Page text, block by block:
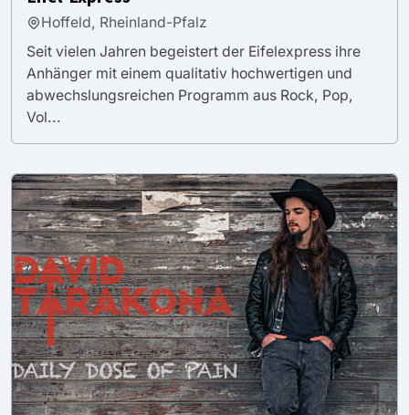
Hoffeld, Rheinland-Pfalz
Seit vielen Jahren begeistert der Eifelexpress ihre
Anhänger mit einem qualitativ hochwertigen und
abwechslungs­reichen Programm aus Rock, Pop,
Vol...